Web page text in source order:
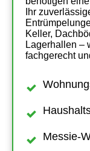
Ihr
Keller,
Lagerhallen –
fachgerecht
Messie-